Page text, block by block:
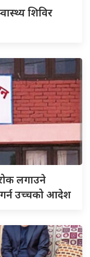
शिविर
लगाउने
उच्चको आदेश